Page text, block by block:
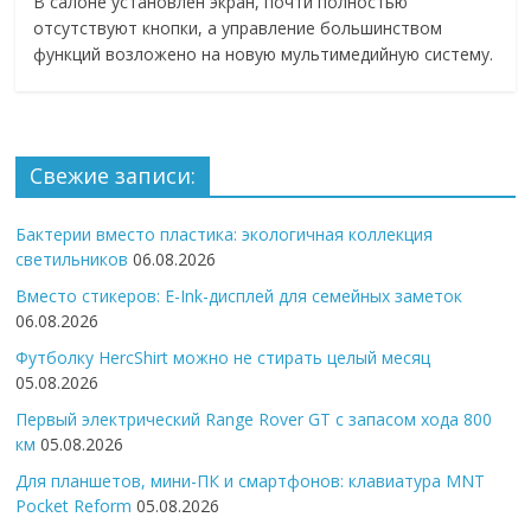
отсутствуют кнопки, а управление большинством
функций возложено на новую мультимедийную систему.
Свежие записи:
Бактерии вместо пластика: экологичная коллекция
светильников 06.08.2026
Вместо стикеров: E-Ink-дисплей для семейных заметок
06.08.2026
Футболку HercShirt можно не стирать целый месяц
05.08.2026
Первый электрический Range Rover GT с запасом хода 800
км 05.08.2026
Для планшетов, мини-ПК и смартфонов: клавиатура MNT
Pocket Reform 05.08.2026